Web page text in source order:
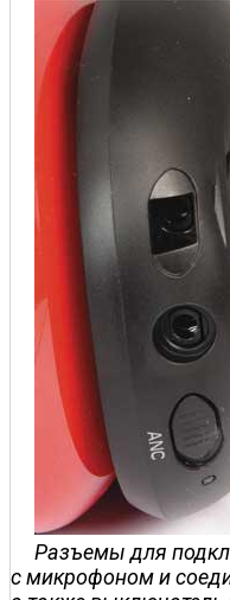
Разъемы для
с микрофоном и